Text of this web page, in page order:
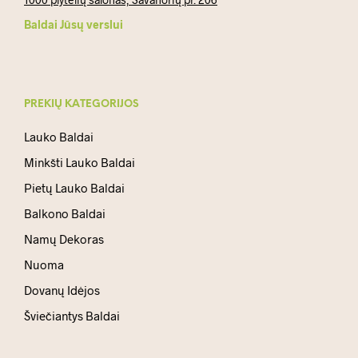
Baldai Jūsų verslui
PREKIŲ KATEGORIJOS
Lauko Baldai
Minkšti Lauko Baldai
Pietų Lauko Baldai
Balkono Baldai
Namų Dekoras
Nuoma
Dovanų Idėjos
Šviečiantys Baldai